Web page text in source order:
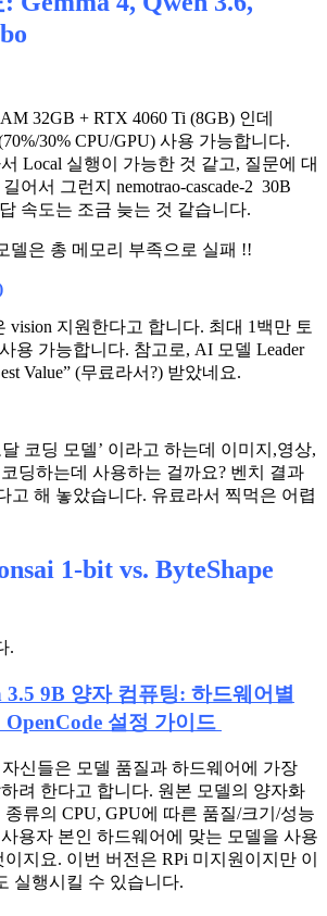
32GB + RTX 4060 Ti (8GB) 인데
30% CPU/GPU) 사용 가능합니다.
Local 실행이 가능한 것 같고, 질문에 대
어서 그런지 nemotrao-cascade-2 30B
속도는 조금 늦는 것 같습니다.
델은 총 메모리 부족으로 실패 !!
vision 지원한다고 합니다. 최대 1백만 토
용 가능합니다. 참고로, AI 모델 Leader
Value” (무료라서?) 받았네요.
코딩 모델’ 이라고 하는데 이미지,영상,
딩하는데 사용하는 걸까요? 벤치 결과
고 해 놓았습니다. 유료라서 찍먹은 어렵
1-bit vs. ByteShape
.
3.5 9B 양자 컴퓨팅: 하드웨어별
설정 가이드
자신들은 모델 품질과 하드웨어에 가장
려 한다고 합니다. 원본 모델의 양자화
류의 CPU, GPU에 따른 품질/크기/성능
용자 본인 하드웨어에 맞는 모델을 사용
지요. 이번 버전은 RPi 미지원이지만 이
실행시킬 수 있습니다.